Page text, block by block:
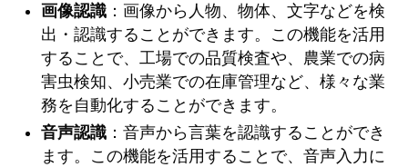
画像認識：画像から人物、物体、文字などを検
出・認識することができます。この機能を活用
することで、工場での品質検査や、農業での病
害虫検知、小売業での在庫管理など、様々な業
務を自動化することができます。
音声認識：音声から言葉を認識することができ
ます。この機能を活用することで、音声入力に